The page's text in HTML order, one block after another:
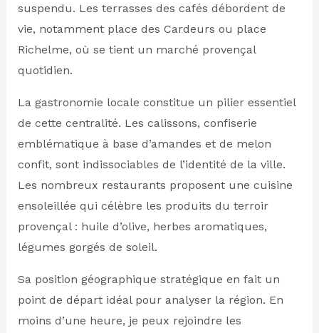
suspendu. Les terrasses des cafés débordent de
vie, notamment place des Cardeurs ou place
Richelme, où se tient un marché provençal
quotidien.
La gastronomie locale constitue un pilier essentiel
de cette centralité. Les calissons, confiserie
emblématique à base d’amandes et de melon
confit, sont indissociables de l’identité de la ville.
Les nombreux restaurants proposent une cuisine
ensoleillée qui célèbre les produits du terroir
provençal : huile d’olive, herbes aromatiques,
légumes gorgés de soleil.
Sa position géographique stratégique en fait un
point de départ idéal pour analyser la région. En
moins d’une heure, je peux rejoindre les